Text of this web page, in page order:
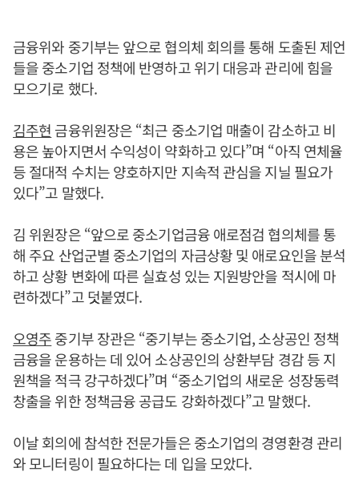
금융위와 중기부는 앞으로 협의체 회의를 통해 도출된 제언
들을 중소기업 정책에 반영하고 위기 대응과 관리에 힘을
모으기로 했다.
김주현 금융위원장은 “최근 중소기업 매출이 감소하고 비
용은 높아지면서 수익성이 약화하고 있다”며 “아직 연체율
등 절대적 수치는 양호하지만 지속적 관심을 지닐 필요가
있다”고 말했다.
김 위원장은 “앞으로 중소기업금융 애로점검 협의체를 통
해 주요 산업군별 중소기업의 자금상황 및 애로요인을 분석
하고 상황 변화에 따른 실효성 있는 지원방안을 적시에 마
련하겠다”고 덧붙였다.
오영주중기부 장관은 “중기부는 중소기업, 소상공인 정책
금융을 운용하는 데 있어 소상공인의 상환부담 경감 등 지
원책을 적극 강구하겠다”며 “중소기업의 새로운 성장동력
창출을 위한 정책금융 공급도 강화하겠다”고 말했다.
이날 회의에 참석한 전문가들은 중소기업의 경영환경 관리
와 모니터링이 필요하다는 데 입을 모았다.